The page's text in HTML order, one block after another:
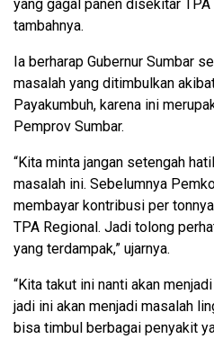
yang gagal panen disekitar
tambahnya.
Ia berharap Gubernur Sumbar
masalah yang ditimbulkan
Payakumbuh, karena ini
Pemprov Sumbar.
“Kita minta jangan setengah
masalah ini. Sebelumnya
membayar kontribusi per
TPA Regional. Jadi tolong
yang terdampak,” ujarnya.
“Kita takut ini nanti akan
jadi ini akan menjadi masalah
bisa timbul berbagai penyakit